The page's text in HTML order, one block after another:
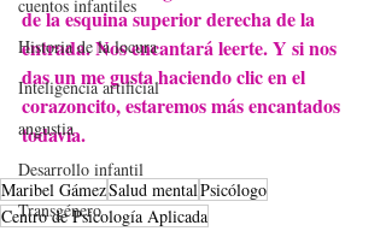
cuentos infantiles
Historia de la locura
Inteligencia artificial
angustia
Desarrollo infantil
Transgénero
de la esquina superior derecha de la
entrada. Nos encantará leerte. Y si nos
das un me gusta haciendo clic en el
corazoncito, estaremos más encantados
todavía.
Maribel GámezSalud mentalPsicólogo
Centro de Psicología Aplicada